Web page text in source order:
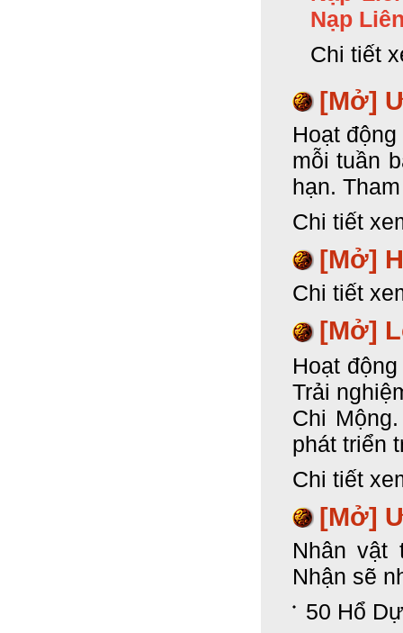
Nạp
Chi tiết
[Mở]
Hoạt
mỗi tuần
hạn.
Chi tiết
[Mở]
Chi tiết
[Mở]
Hoạt
Trải
Chi
phát triển
Chi tiết
[Mở]
Nhân vật
Nhận sẽ
50 Hổ